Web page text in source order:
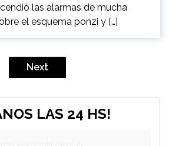
las alarmas de mucha
el esquema ponzi y […]
Next
LAS 24 HS!